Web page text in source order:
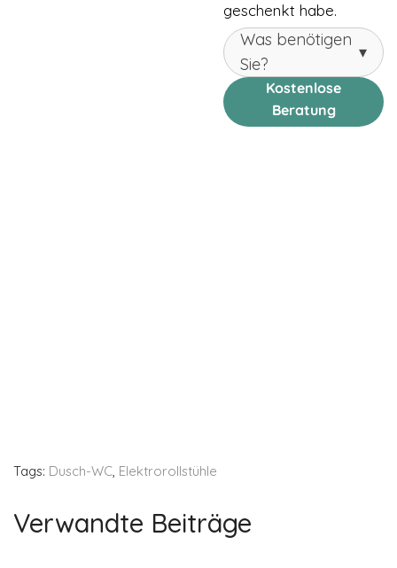
geschenkt habe.
Was benötigen
Sie?
▾
Kostenlose
Beratung
anfordern →
Tags: Dusch-WC, Elektrorollstühle
Verwandte Beiträge